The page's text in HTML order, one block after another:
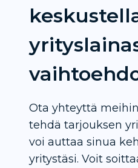
Ota yhteyttä
tehdä tarjouksen
voi auttaa sinua
yritystäsi. Voit